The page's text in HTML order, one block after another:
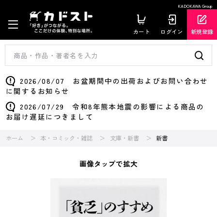
KADOKAWA Group
カート ログイン 新規登録
2026/08/07 お盆期間中の出荷およびお問い合わせ
に関するお知らせ
2026/07/29 令和8年熊本地震の影響による商品の
お届け遅延につきまして
ホーム 本・コミック・雑誌 文庫・新書 新書
画像タップで拡大